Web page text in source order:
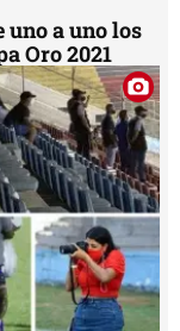
uno a uno los
Oro 2021